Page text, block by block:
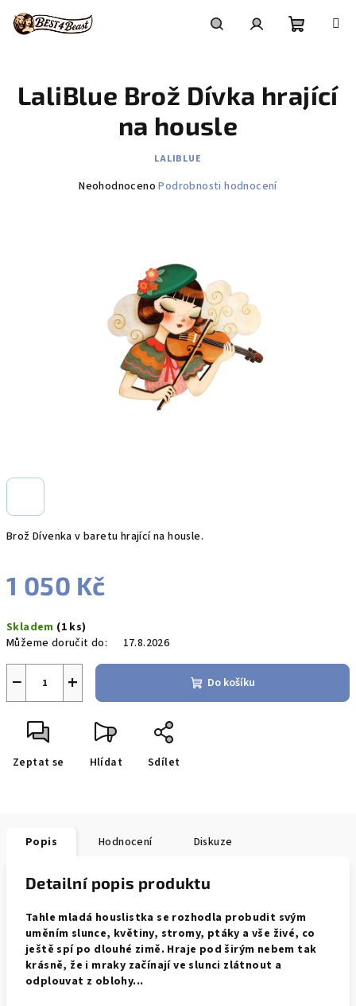
obsah
košík
Brož Dívenka v baretu hrající na housle.
1 050 Kč
cena:
Skladem (1 ks)
Můžeme doručit do:
17.8.2026
+
− Do košíku
Zeptat se Hlídat Sdílet
LaliBlue Brož Dívka hrající
na housle
LALIBLUE
Průměrné
hvězdiček.
Neohodnoceno Podrobnosti hodnocení
Popis Hodnocení Diskuze
Detailní popis produktu
Tahle mladá houslistka se rozhodla probudit svým
uměním slunce, květiny, stromy, ptáky a vše živé, co
ještě spí po dlouhé zimě. Hraje pod širým nebem tak
krásně, že i mraky začínají ve slunci zlátnout a
odplouvat z oblohy...